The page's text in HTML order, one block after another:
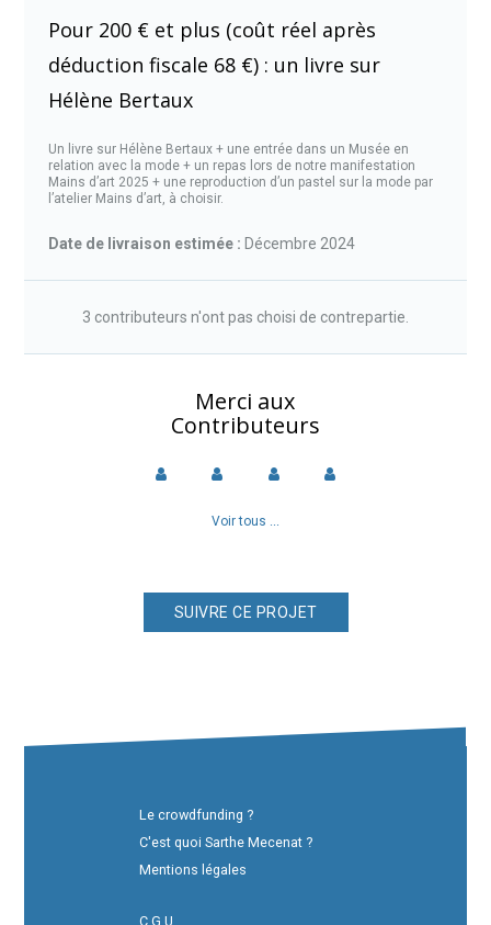
Pour 200 € et plus (coût réel après
déduction fiscale 68 €) : un livre sur
Hélène Bertaux
Un livre sur Hélène Bertaux + une entrée dans un Musée en
relation avec la mode + un repas lors de notre manifestation
Mains d’art 2025 + une reproduction d’un pastel sur la mode par
l’atelier Mains d’art, à choisir.
Date de livraison estimée : Décembre 2024
3 contributeurs n'ont pas choisi de contrepartie.
Merci aux
Contributeurs
Voir tous ...
Le crowdfunding ?
C'est quoi Sarthe Mecenat ?
Mentions légales
C.G.U.